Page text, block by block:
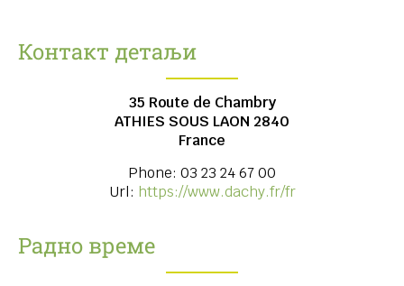
Контакт детаљи
35 Route de Chambry
ATHIES SOUS LAON 2840
France
Phone: 03 23 24 67 00
Url: https://www.dachy.fr/fr
Радно време